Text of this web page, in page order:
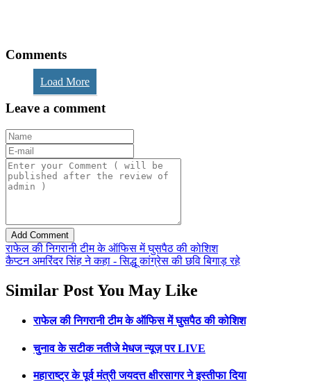
Comments
Load More
Leave a comment
राफेल की निगरानी टीम के ऑफिस में घुसपैठ की कोशिश
कैप्टन अमरिंदर सिंह ने कहा - सिद्धू कांग्रेस की छवि बिगाड़ रहे
Similar Post You May Like
राफेल की निगरानी टीम के ऑफिस में घुसपैठ की कोशिश
चुनाव के सटीक नतीजे मेधज न्यूज़ पर LIVE
महाराष्ट्र के पूर्व मंत्री जयदत्त क्षीरसागर ने इस्तीफा दिया